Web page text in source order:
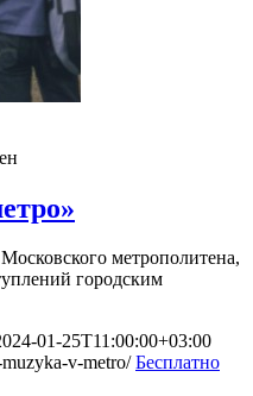
метрополитена,
городским
01-25T11:00:00+03:00
v-metro/ Бесплатно